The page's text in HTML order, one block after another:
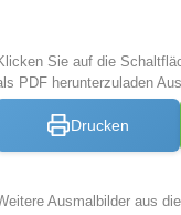
Sie auf die
PDF herunterzuladen
Drucken
Ausmalbilder aus